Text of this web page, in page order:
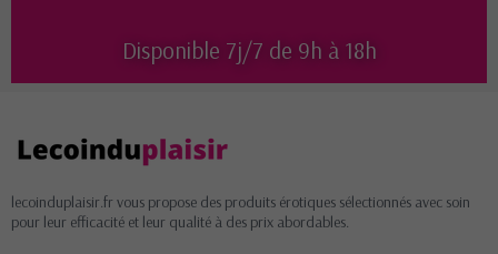
Disponible 7j/7 de 9h à 18h
lecoinduplaisir.fr vous propose des produits érotiques sélectionnés avec soin
pour leur efficacité et leur qualité à des prix abordables.